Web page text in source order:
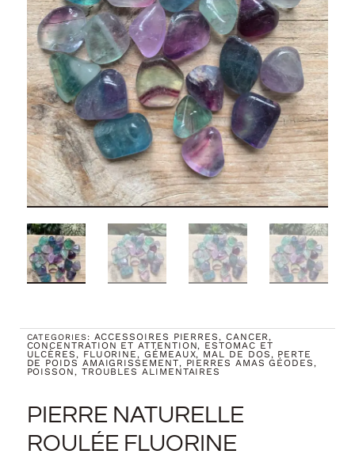
CATEGORIES: ACCESSOIRES PIERRES, CANCER,
CONCENTRATION ET ATTENTION, ESTOMAC ET
ULCÈRES, FLUORINE,GÉMEAUX, MAL DE DOS, PERTE
DE POIDS AMAIGRISSEMENT, PIERRES AMAS GÉODES,
POISSON, TROUBLES ALIMENTAIRES
PIERRE NATURELLE
ROULÉE FLUORINE